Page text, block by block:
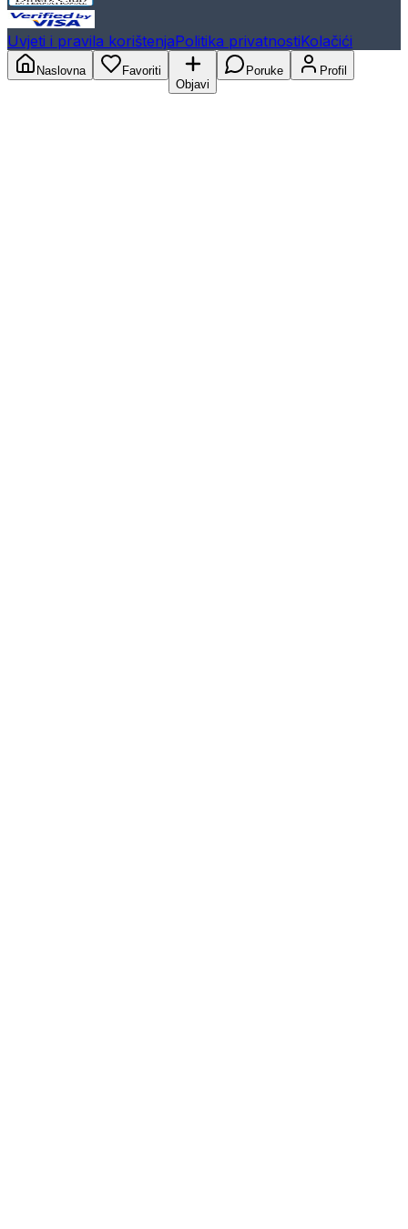
Uvjeti i pravila korištenjaPolitika privatnostiKolačići
Naslovna
Favoriti
Objavi
Poruke Profil